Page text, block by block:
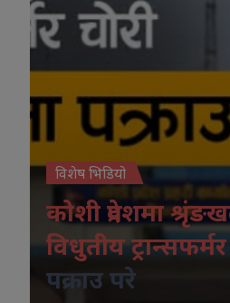
विशेष भिडियो
कोशी प्रदेशमा
विधुतीय ट्रान्सफर्मर
पक्राउ परे